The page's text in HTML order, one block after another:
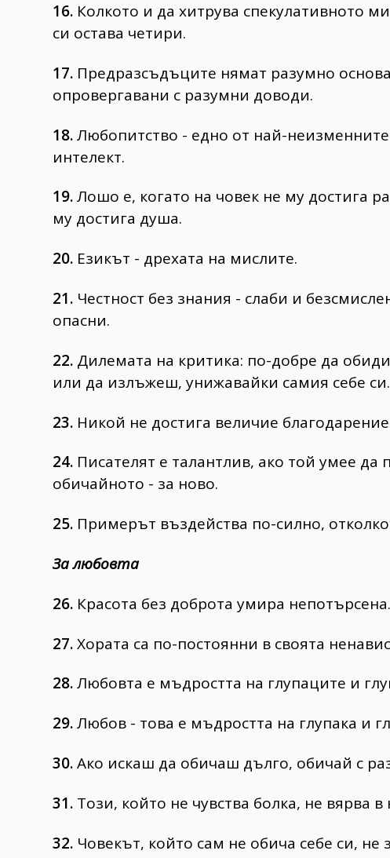
16. Колкото и да хитрува спекулативното
си остава четири.
17. Предразсъдъците нямат разумно
опровергавани с разумни доводи.
18.Любопитство - едно от най-
интелект.
19.Лошо е, когато на човек не му достига
му достига душа.
20. Езикът - дрехата на мислите.
21. Честност без знания - слаби и
опасни.
22. Дилемата на критика: по-добре да
или да излъжеш, унижавайки самия себе си.
23. Никой не достига величие
24. Писателят е талантлив, ако той умее да
обичайното - за ново.
25. Примерът въздейства по-силно,
За любовта
26. Красота без доброта умира непотърсена.
27.Хората са по-постоянни в своята
28.Любовта е мъдростта на глупаците и
29.Любов - това е мъдростта на глупака и
30.Ако искаш да обичаш дълго, обичай с
31. Този, който не чувства болка, не вярва
32. Човекът, който сам не обича себе си,